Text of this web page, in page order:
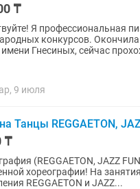
₸
Я профессиональная
конкурсов.
Гнесиных, сейчас
9 июля
Танцы REGGAETON,
₸
(REGGAETON, JAZZ FUNK) 👧🧒
На занятиях дети: • Изучают популярные танцевальные
REGGAETON и JAZZ...